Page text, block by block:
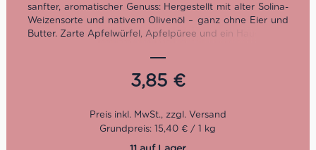
sanfter, aromatischer Genuss: Hergestellt mit alter Solina-
Weizensorte und nativem Olivenöl – ganz ohne Eier und
Butter. Zarte Apfelwürfel, Apfelpüree und ein Hauch Zimt
hochwertigen Snack zwischendurch.
Eigenschaften auf einen
Blick
Bio-Zutaten & kontrollierter Anbau
Alte Weizensorte Solina (57%) für mehr Aroma und
3,85 €
Grundpreis: 15,40 € / 1 kg